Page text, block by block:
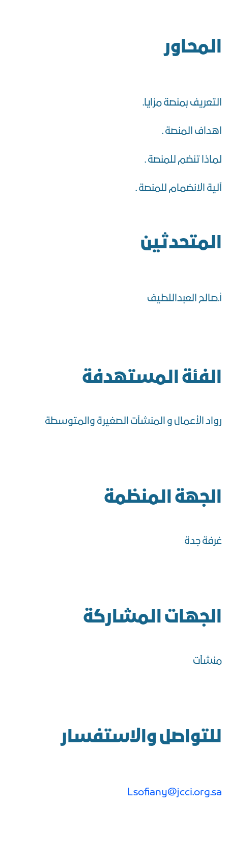
المحاور
التعريف بمنصة مزايا.
اهداف المنصة .
لماذا تنضم للمنصة .
آلية الانضمام للمنصة .
المتحدثين
أ.صالح العبداللطيف
الفئة المستهدفة
رواد الأعمال و المنشآت الصغيرة والمتوسطة
الجهة المنظمة
غرفة جدة
الجهات المشاركة
منشآت
للتواصل والاستفسار
Lsofiany@jcci.org.sa